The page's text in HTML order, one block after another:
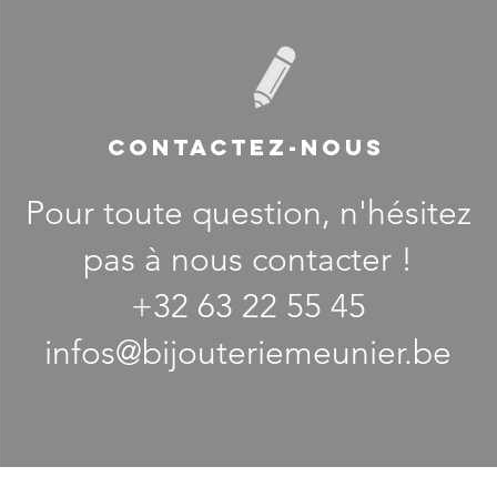
CONTACTEZ-NOUS
Pour toute question, n'hésitez
pas à nous contacter !
+32 63 22 55 45
infos@bijouteriemeunier.be